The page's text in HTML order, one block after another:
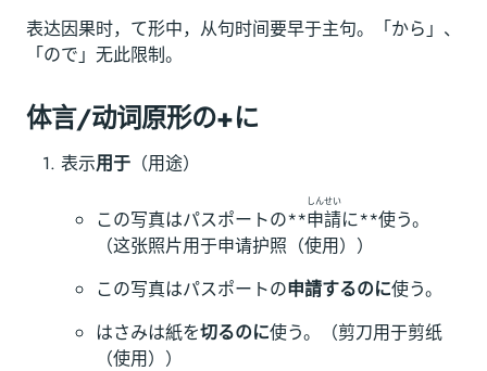
表达因果时，て形中，从句时间要早于主句。「から」、
「ので」无此限制。
体言/动词原形の+に
表示用于 （用途）
この写真はパスポートの**申請
しんせい
に**使う。
（这张照片用于申请护照（使用））
この写真はパスポートの申請するのに使う。
はさみは紙を切るのに使う。（剪刀用于剪纸
（使用））